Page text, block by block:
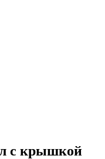
с крышкой